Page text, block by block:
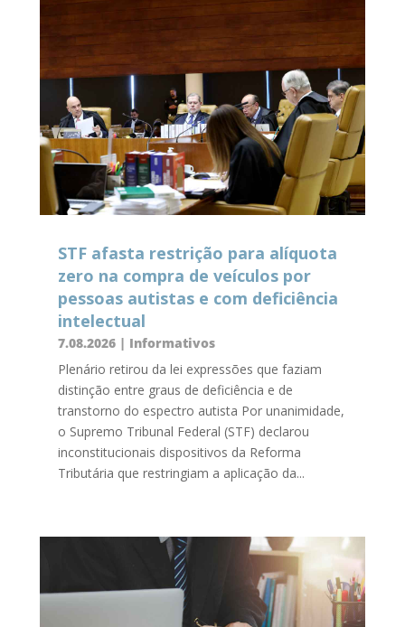
STF afasta restrição para alíquota
zero na compra de veículos por
pessoas autistas e com deficiência
intelectual
7.08.2026| Informativos
Plenário retirou da lei expressões que faziam
distinção entre graus de deficiência e de
transtorno do espectro autista Por unanimidade,
o Supremo Tribunal Federal (STF) declarou
inconstitucionais dispositivos da Reforma
Tributária que restringiam a aplicação da...